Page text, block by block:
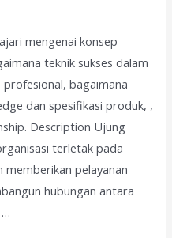
mengenai konsep
teknik sukses dalam
profesional, bagaimana
dan spesifikasi produk, ,
Description Ujung
terletak pada
pelayanan
hubungan antara
…